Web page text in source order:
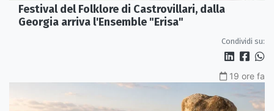
Festival del Folklore di Castrovillari, dalla
Georgia arriva l'Ensemble "Erisa"
Condividi su:
19 ore fa